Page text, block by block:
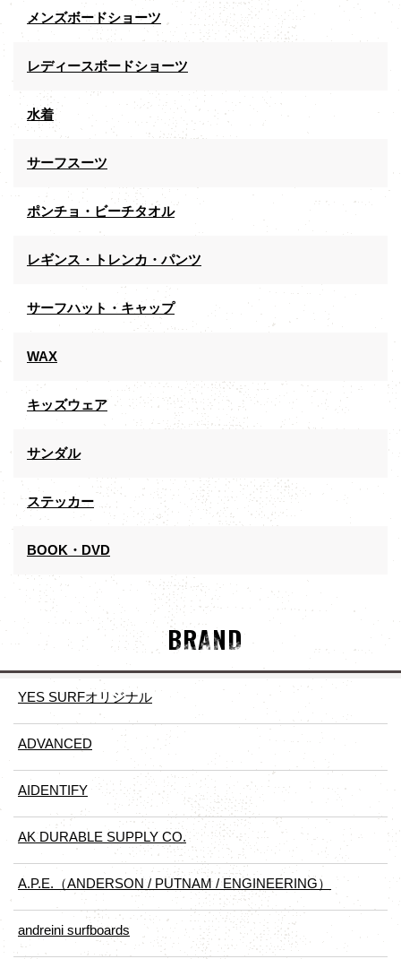
メンズボードショーツ
レディースボードショーツ
水着
サーフスーツ
ポンチョ・ビーチタオル
レギンス・トレンカ・パンツ
サーフハット・キャップ
WAX
キッズウェア
サンダル
ステッカー
BOOK・DVD
BRAND
YES SURFオリジナル
ADVANCED
AIDENTIFY
AK DURABLE SUPPLY CO.
A.P.E.（ANDERSON / PUTNAM / ENGINEERING）
andreini surfboards